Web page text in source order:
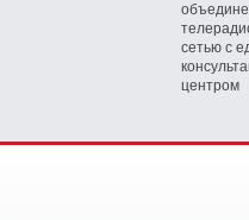
сетью с
центром